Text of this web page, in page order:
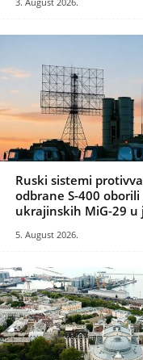
Ruski sistemi
odbrane S-400 oborili
ukrajinskih MiG-29 u
5. August 2026.